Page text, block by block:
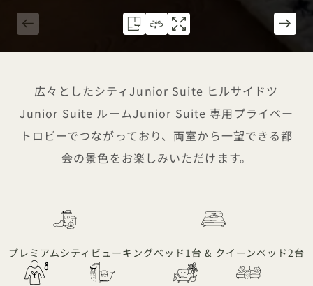
広々としたシティJunior Suite ヒルサイドツ
Junior Suite ルームJunior Suite 専用プライベー
トロビーでつながっており、両室から一望できる都
会の景色をお楽しみいただけます。
プレミアムシティビューキングベッド1台 & クイーンベッド2台